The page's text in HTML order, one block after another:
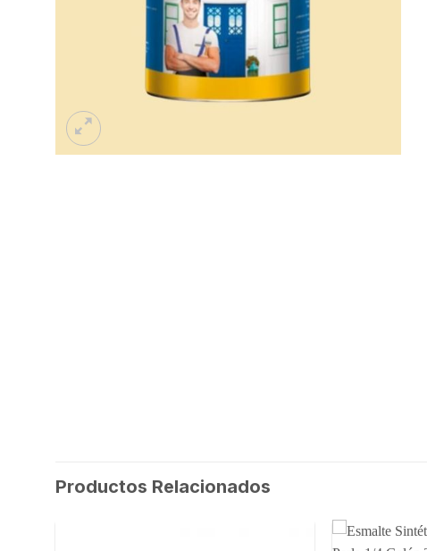
Productos Relacionados